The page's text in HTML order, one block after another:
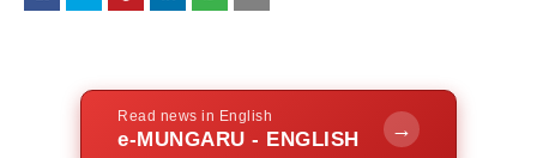
Read news in English
e-MUNGARU - ENGLISH →